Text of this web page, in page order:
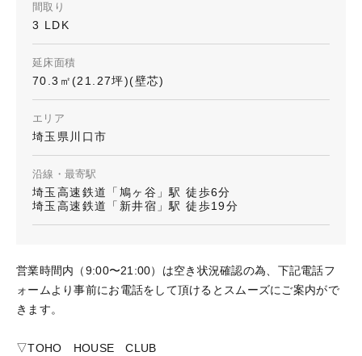
間取り
3 LDK
延床面積
70.3㎡(21.27坪)(壁芯)
エリア
埼玉県川口市
沿線・最寄駅
埼玉高速鉄道「鳩ヶ谷」駅 徒歩6分
埼玉高速鉄道「新井宿」駅 徒歩19分
営業時間内（9:00〜21:00）は空き状況確認の為、下記電話フ
ォームより事前にお電話をして頂けるとスムーズにご案内がで
きます。
▽TOHO HOUSE CLUB